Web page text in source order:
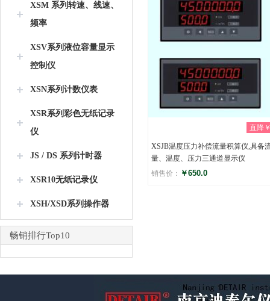
XSM 系列转速、线速、
频率
XSV系列液位容量显示
控制仪
XSN系列计数仪表
XSR系列彩色无纸记录
仪
JS / DS 系列计时器
XSR10无纸记录仪
XSH/XSD系列操作器
畅销排行Top10
直降
XSJB温度压力补偿流量积算仪,具备
量、温度、压力三通道显示仪
销售价： ￥650.0